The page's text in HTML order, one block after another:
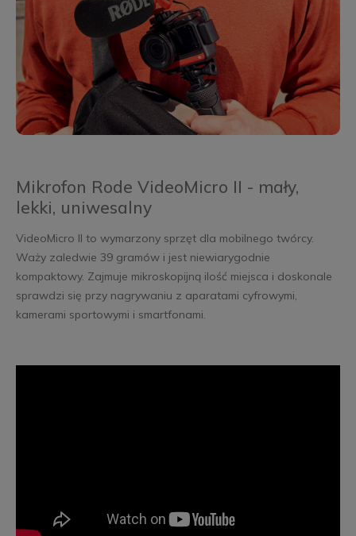
Mikrofon Rode VideoMicro II - mały,
lekki, uniwesalny
VideoMicro II to wymarzony sprzęt dla mobilnego twórcy.
Waży zaledwie 39 gramów i jest niewiarygodnie
kompaktowy. Zajmuje mikroskopijną ilość miejsca i doskonale
sprawdzi się przy nagrywaniu z aparatami cyfrowymi,
kamerami sportowymi i smartfonami.